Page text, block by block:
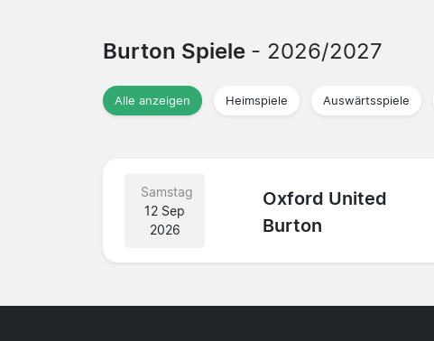
Burton Spiele - 2026/2027
Alle anzeigen Heimspiele Auswärtsspiele
Samstag
12 Sep
2026
Oxford United
Burton